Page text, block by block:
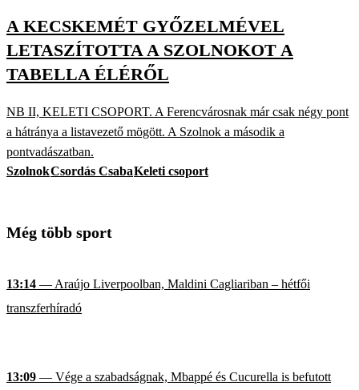
A KECSKEMÉT GYŐZELMÉVEL
LETASZÍTOTTA A SZOLNOKOT A
TABELLA ÉLÉRŐL
NB II, KELETI CSOPORT. A Ferencvárosnak már csak négy pont
a hátránya a listavezető mögött. A Szolnok a második a
pontvadászatban.
SzolnokCsordás CsabaKeleti csoport
Még több sport
13:14 — Araújo Liverpoolban, Maldini Cagliariban – hétfői
transzferhíradó
13:09 — Vége a szabadságnak, Mbappé és Cucurella is befutott